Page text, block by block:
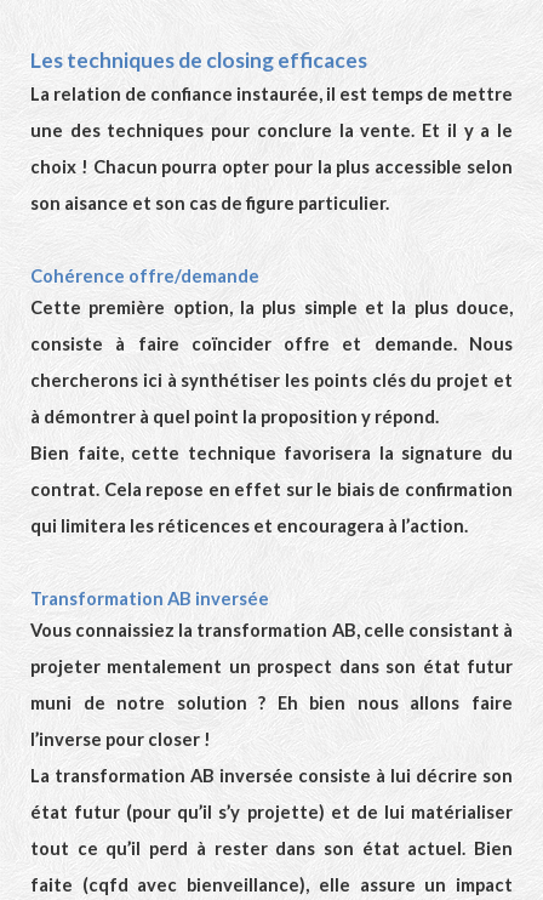
Les techniques de closing efficaces
La relation de confiance instaurée, il est temps de mettre
une des techniques pour conclure la vente. Et il y a le
choix ! Chacun pourra opter pour la plus accessible selon
son aisance et son cas de figure particulier.
Cohérence offre/demande
Cette première option, la plus simple et la plus douce,
consiste à faire coïncider offre et demande. Nous
chercherons ici à synthétiser les points clés du projet et
à démontrer à quel point la proposition y répond.
Bien faite, cette technique favorisera la signature du
contrat. Cela repose en effet sur le biais de confirmation
qui limitera les réticences et encouragera à l’action.
Transformation AB inversée
Vous connaissiez la transformation AB, celle consistant à
projeter mentalement un prospect dans son état futur
muni de notre solution ? Eh bien nous allons faire
l’inverse pour closer !
La transformation AB inversée consiste à lui décrire son
état futur (pour qu’il s’y projette) et de lui matérialiser
tout ce qu’il perd à rester dans son état actuel. Bien
faite (cqfd avec bienveillance), elle assure un impact